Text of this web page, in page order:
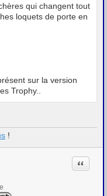
qui changent tout
loquets de porte en
sur la version
Trophy..
!
Citation